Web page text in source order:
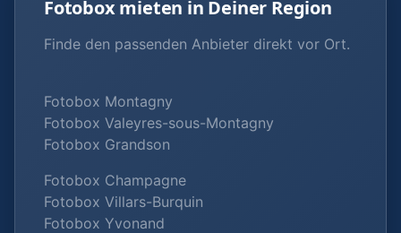
Fotobox mieten in Deiner Region
Finde den passenden Anbieter direkt vor Ort.
Fotobox Montagny
Fotobox Valeyres-sous-Montagny
Fotobox Grandson
Fotobox Champagne
Fotobox Villars-Burquin
Fotobox Yvonand